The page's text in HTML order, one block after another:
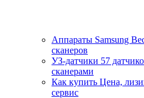
Аппараты Samsung
сканеров
УЗ-датчики 57
сканерами
Как купить Цена,
сервис